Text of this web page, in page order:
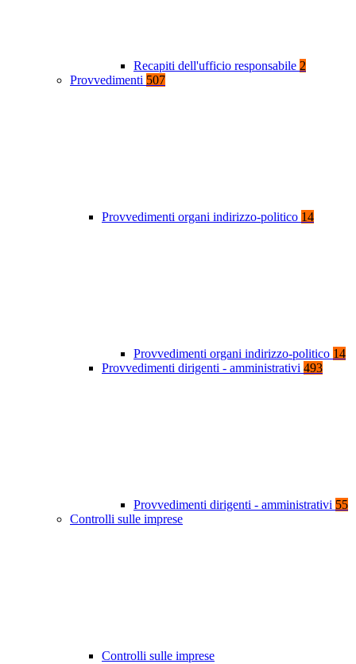
Recapiti dell'ufficio responsabile 2
Provvedimenti 507
Provvedimenti organi indirizzo-politico 14
Provvedimenti organi indirizzo-politico 14
Provvedimenti dirigenti - amministrativi 493
Provvedimenti dirigenti - amministrativi 55
Controlli sulle imprese
Controlli sulle imprese